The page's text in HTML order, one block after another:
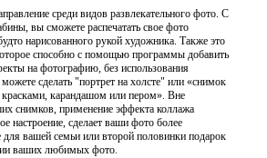
среди видов развлекательного фото. С
вы сможете распечатать свое фото
нарисованного рукой художника. Также это
способно с помощью программы добавить
на фотографию, без использования
сделать "портрет на холсте" или «снимок
карандашом или пером». Вне
снимков, применение эффекта коллажа
настроение, сделает ваши фото более
вашей семьи или второй половинки подарок
ваших любимых фото.